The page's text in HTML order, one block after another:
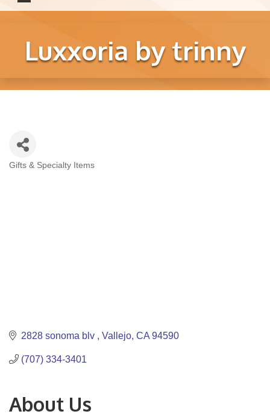
Luxxoria by trinny
Categories
Gifts & Specialty Items
2828 sonoma blv Vallejo CA 94590
(707) 334-3401
About Us